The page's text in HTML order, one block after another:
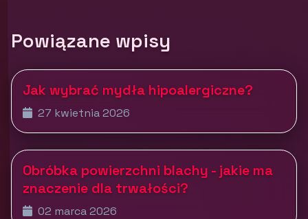
Powiązane wpisy
Jak wybrać mydła hipoalergiczne?
27 kwietnia 2026
Obróbka powierzchni blachy - jakie ma
znaczenie dla trwałości?
02 marca 2026